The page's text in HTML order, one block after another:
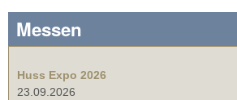
Messen
Huss Expo 2026
23.09.2026